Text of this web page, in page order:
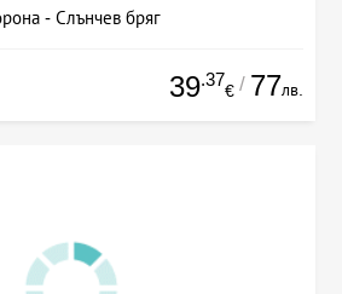
- Слънчев бряг
39.37
€ / 77лв.